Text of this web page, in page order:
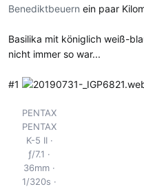
Benediktbeuern ein paar
Basilika mit königlich weiß-
nicht immer so war...
#1
PENTAX
PENTAX
K-5 II
ƒ/7.1
36mm
1/320s